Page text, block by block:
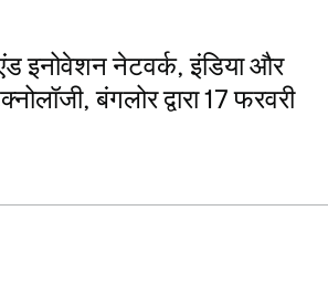
नेटवर्क, इंडिया और
बंगलोर द्वारा 17 फरवरी